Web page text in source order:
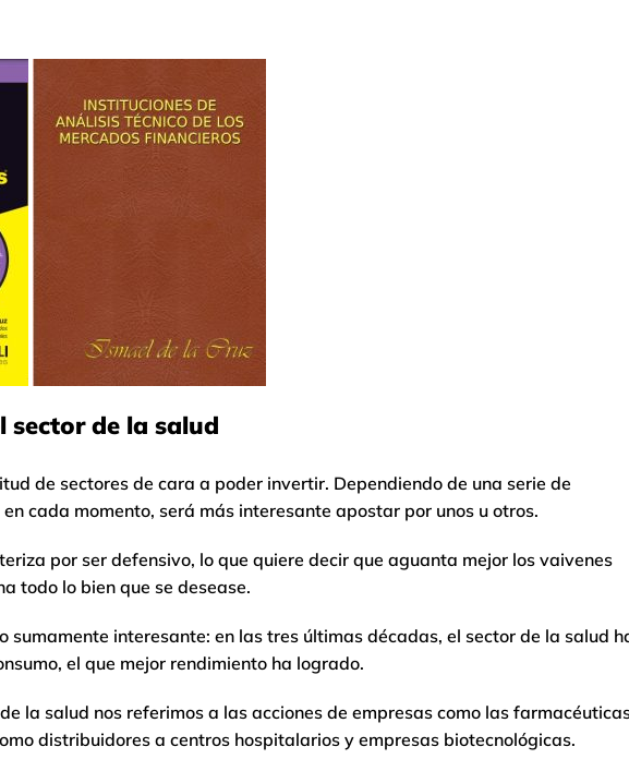
sector de la salud
de sectores de cara a poder invertir. Dependiendo de una serie de
cada momento, será más interesante apostar por unos u otros.
por ser defensivo, lo que quiere decir que aguanta mejor los vaivenes
todo lo bien que se desease.
sumamente interesante: en las tres últimas décadas, el sector de la salud
el que mejor rendimiento ha logrado.
la salud nos referimos a las acciones de empresas como las
distribuidores a centros hospitalarios y empresas biotecnológicas.